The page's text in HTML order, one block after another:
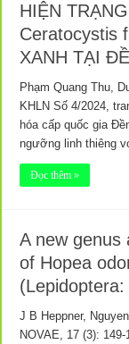
HIỆN
Ceratocystis
XANH TẠI
Phạm Quang Thu,
KHLN Số 4/2024,
hóa cấp quốc gia
ngưỡng linh thiêng
Đọc thêm »
A new genus
of Hopea
J B Heppner,
NOVAE, 17 (3):